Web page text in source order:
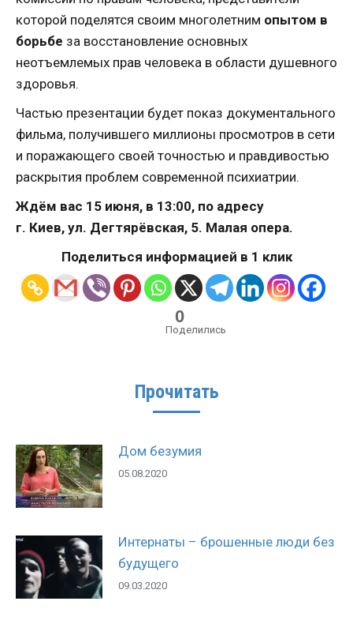
которой поделятся своим многолетним опытом в
борьбе за восстановление основных
неотъемлемых прав человека в области душевного
здоровья.
Частью презентации будет показ документального
фильма, получившего миллионы просмотров в сети
и поражающего своей точностью и правдивостью
раскрытия проблем современной психиатрии.
Ждём вас 15 июня, в 13:00, по адресу
г. Киев, ул. Дегтярёвская, 5. Малая опера.
Поделиться информацией в 1 клик
0
Поделились
Прочитать
Дом безумия
05.08.2020
Интернаты – брошенные люди без
будущего
09.03.2020